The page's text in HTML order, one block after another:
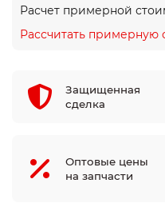
Расчет примерной
Рассчитать примерную
Защищенная
сделка
Оптовые цены
на запчасти